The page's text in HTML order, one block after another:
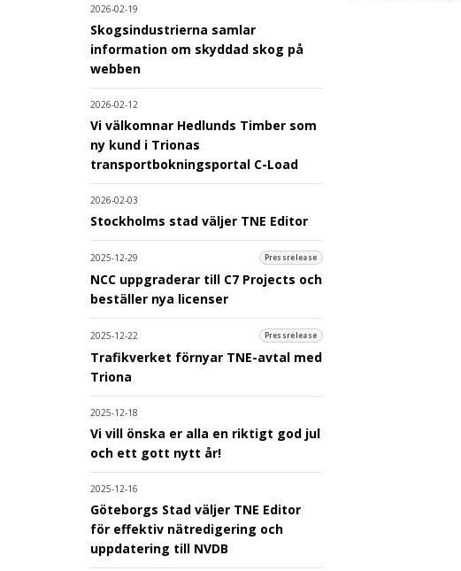
2026-02-19
Skogsindustrierna samlar
information om skyddad skog på
webben
2026-02-12
Vi välkomnar Hedlunds Timber som
ny kund i Trionas
transportbokningsportal C-Load
2026-02-03
Stockholms stad väljer TNE Editor
2025-12-29 Pressrelease
NCC uppgraderar till C7 Projects och
beställer nya licenser
2025-12-22 Pressrelease
Trafikverket förnyar TNE-avtal med
Triona
2025-12-18
Vi vill önska er alla en riktigt god jul
och ett gott nytt år!
2025-12-16
Göteborgs Stad väljer TNE Editor
för effektiv nätredigering och
uppdatering till NVDB